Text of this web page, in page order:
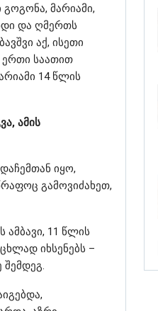
მარიამი,
და ღმერთს
აქ, ისეთი
ერთი საათით
14 წლის
ამის
იყო,
გამოვიძახეთ,
ამბავი, 11 წლის
იხსენებს –
შემდეგ.